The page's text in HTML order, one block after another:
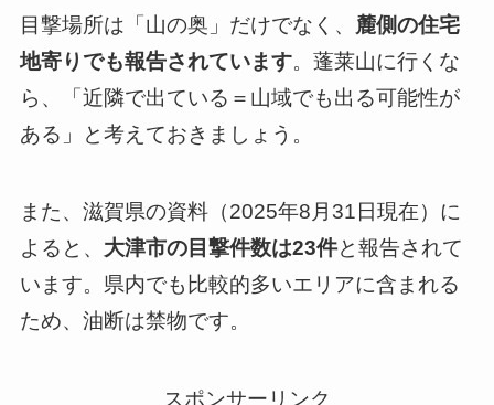
目撃場所は「山の奥」だけでなく、 麓側の住宅
地寄りでも報告されています。蓬莱山に行くな
ら、「近隣で出ている＝山域でも出る可能性が
ある」と考えておきましょう。
また、滋賀県の資料（2025年8月31日現在）に
よると、 大津市の目撃件数は23件と報告されて
います。県内でも比較的多いエリアに含まれる
ため、油断は禁物です。
スポンサーリンク